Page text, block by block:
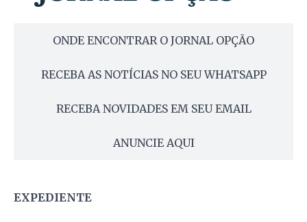
ONDE ENCONTRAR O JORNAL OPÇÃO
RECEBA AS NOTÍCIAS NO SEU WHATSAPP
RECEBA NOVIDADES EM SEU EMAIL
ANUNCIE AQUI
EXPEDIENTE